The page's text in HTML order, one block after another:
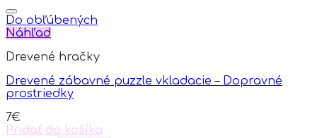
product
has
multiple
The
may
be
on
the
Do obľúbených
Náhľad
Drevené hračky
Drevené zábavné puzzle vkladacie – Dopravné
prostriedky
7€
Pridať do košíka